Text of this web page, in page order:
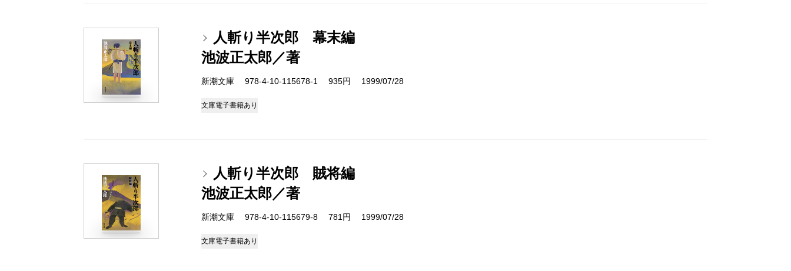
人斬り半次郎 幕末編
池波正太郎／著
新潮文庫 978-4-10-115678-1 935円 1999/07/28
文庫電子書籍あり
人斬り半次郎 賊将編
池波正太郎／著
新潮文庫 978-4-10-115679-8 781円 1999/07/28
文庫電子書籍あり